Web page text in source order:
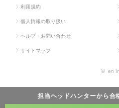
担当ヘッドハンターから合
利用規約
個人情報の取り扱い
ヘルプ・お問い合わせ
サイトマップ
© en